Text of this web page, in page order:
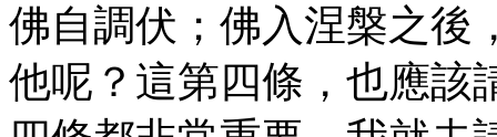
佛自調伏；佛入涅槃之後
他呢？這第四條，也應該